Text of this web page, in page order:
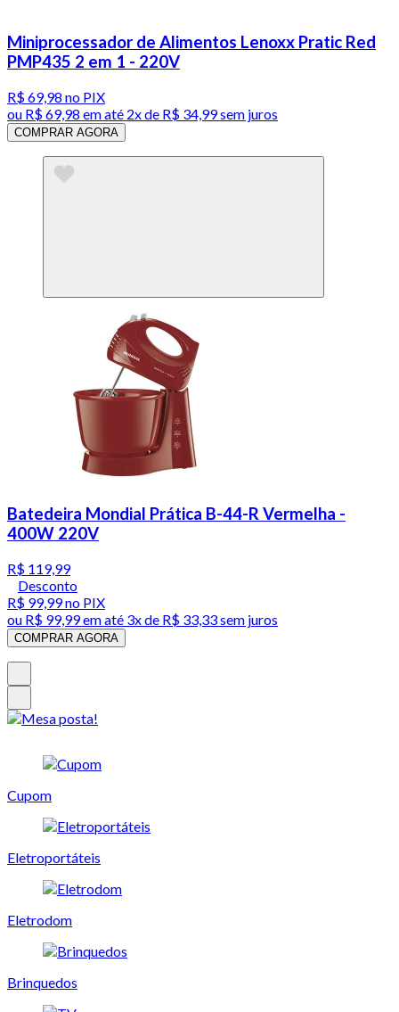
Miniprocessador de Alimentos Lenoxx Pratic Red
PMP435 2 em 1 - 220V
R$ 69,98 no PIX
ou R$ 69,98 em até 2x de R$ 34,99 sem juros
COMPRAR AGORA
Batedeira Mondial Prática B-44-R Vermelha -
400W 220V
R$ 119,99
Desconto
R$ 99,99no PIX
ou R$ 99,99em até 3x de R$ 33,33 sem juros
COMPRAR AGORA
Cupom
Eletroportáteis
Eletrodom
Brinquedos